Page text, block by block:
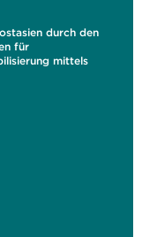
durch den
für
mittels